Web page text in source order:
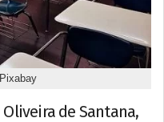
de Santana,